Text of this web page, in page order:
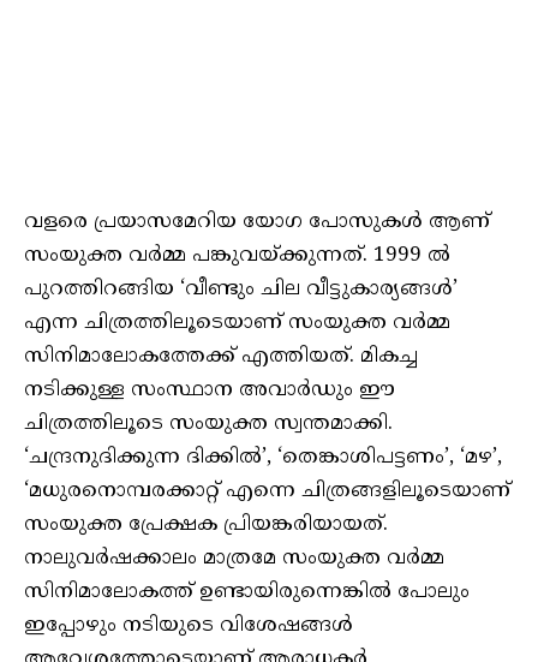
വളരെ പ്രയാസമേറിയ യോഗ പോസുകൾ ആണ്
സംയുക്ത വർമ്മ പങ്കുവയ്ക്കുന്നത്. 1999 ൽ
പുറത്തിറങ്ങിയ ‘വീണ്ടും ചില വീട്ടുകാര്യങ്ങൾ’
എന്ന ചിത്രത്തിലൂടെയാണ് സംയുക്ത വർമ്മ
സിനിമാലോകത്തേക്ക് എത്തിയത്. മികച്ച
നടിക്കുള്ള സംസ്ഥാന അവാർഡും ഈ
ചിത്രത്തിലൂടെ സംയുക്ത സ്വന്തമാക്കി.
‘ചന്ദ്രനുദിക്കുന്ന ദിക്കിൽ’, ‘തെങ്കാശിപട്ടണം’, ‘മഴ’,
‘മധുരനൊമ്പരക്കാറ്റ് എന്നെ ചിത്രങ്ങളിലൂടെയാണ്
സംയുക്ത പ്രേക്ഷക പ്രിയങ്കരിയായത്.
നാലുവർഷക്കാലം മാത്രമേ സംയുക്ത വർമ്മ
സിനിമാലോകത്ത് ഉണ്ടായിരുന്നെങ്കിൽ പോലും
ഇപ്പോഴും നടിയുടെ വിശേഷങ്ങൾ